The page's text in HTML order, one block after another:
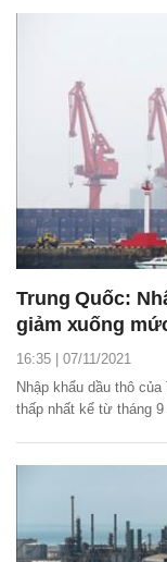
Trung Quốc:
giảm xuống
16:35 | 07/11/2021
Nhập khẩu dầu thô
thấp nhất kể từ tháng